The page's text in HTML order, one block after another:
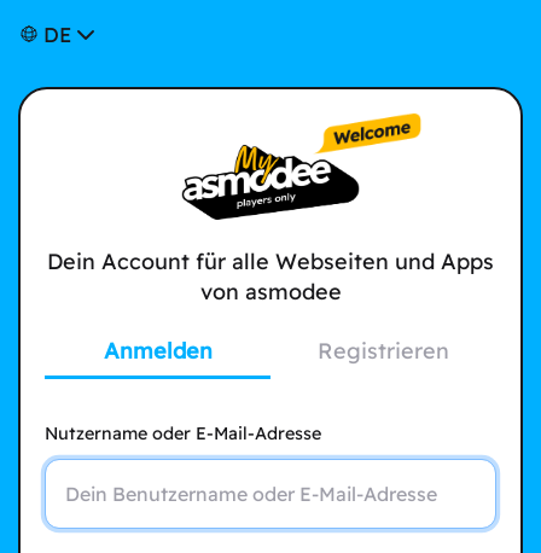
DE
Dein Account für alle Webseiten und Apps
von asmodee
Anmelden Registrieren
Nutzername oder E-Mail-Adresse